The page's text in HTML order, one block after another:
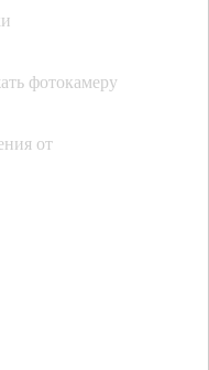
фотокамеру
от